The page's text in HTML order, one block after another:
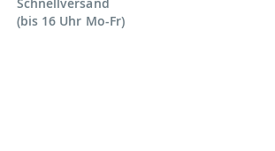
(bis 16 Uhr Mo-Fr)